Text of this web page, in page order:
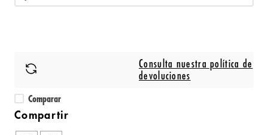
Consulta nuestra política de
devoluciones
Comparar